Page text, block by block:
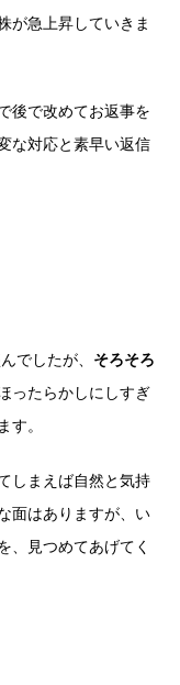
が急上昇していきま
後で改めてお返事を
な対応と素早い返信
でしたが、 そろそろ
ったらかしにしすぎ
す。
しまえば自然と気持
面はありますが、い
、見つめてあげてく